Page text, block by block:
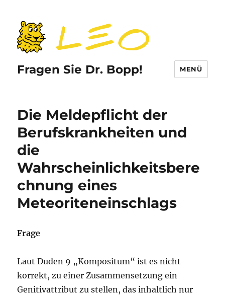
Fragen Sie Dr. Bopp! MENÜ
Die Meldepflicht der
Berufskrankheiten und
die
Wahrscheinlichkeitsbere
chnung eines
Meteoriteneinschlags
Frage
Laut Duden 9 „Kompositum“ ist es nicht
korrekt, zu einer Zusammensetzung ein
Genitivattribut zu stellen, das inhaltlich nur